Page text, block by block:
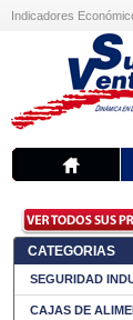
Indicadores
CATEGORIAS
SEGURIDAD
CAJAS DE